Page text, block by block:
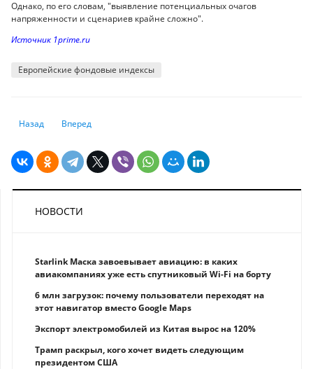
Однако, по его словам, "выявление потенциальных очагов
напряженности и сценариев крайне сложно".
Источник 1prime.ru
Европейские фондовые индексы
Предыдущий: Фондовая биржа: как устроены торги и что важно знать
Назад Следующий: JPM о двух сценариях развития кризиса на
Вперед
НОВОСТИ
Starlink Маска завоевывает авиацию: в каких
авиакомпаниях уже есть спутниковый Wi-Fi на борту
6 млн загрузок: почему пользователи переходят на
этот навигатор вместо Google Maps
Экспорт электромобилей из Китая вырос на 120%
Трамп раскрыл, кого хочет видеть следующим
президентом США